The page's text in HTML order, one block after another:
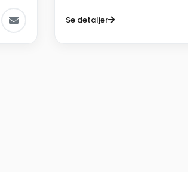
Se detaljer